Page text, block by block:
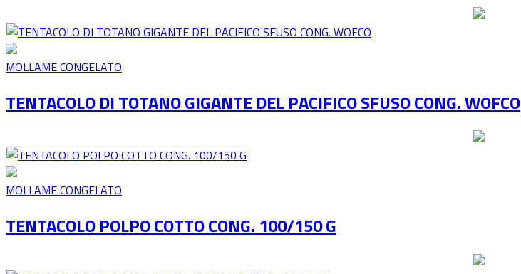
MOLLAME CONGELATO
TENTACOLO DI TOTANO GIGANTE DEL PACIFICO SFUSO CONG. WOFCO
MOLLAME CONGELATO
TENTACOLO POLPO COTTO CONG. 100/150 G